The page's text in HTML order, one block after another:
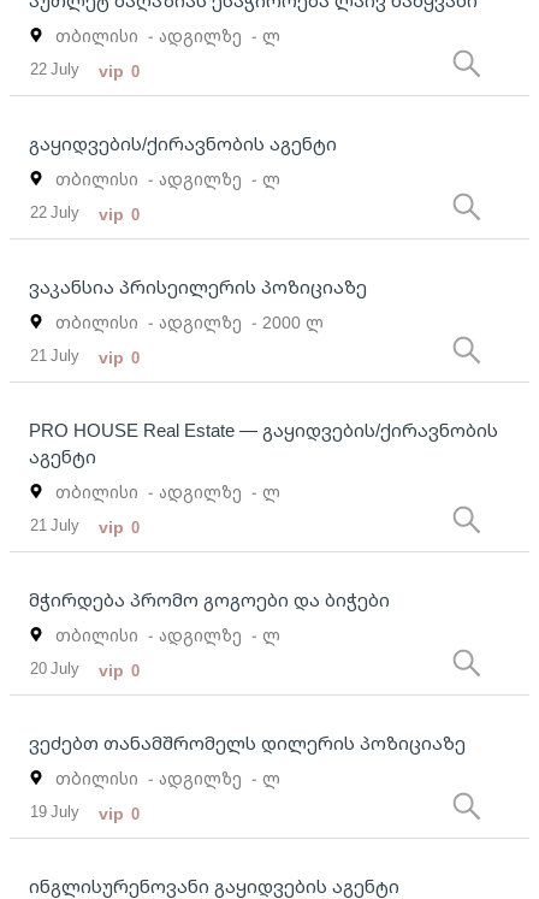
თბილისი - ადგილზე - ლ
22 July vip 0
გაყიდვების/ქირავნობის აგენტი
თბილისი - ადგილზე - ლ
22 July vip 0
ვაკანსია პრისეილერის პოზიციაზე
თბილისი - ადგილზე - 2000 ლ
21 July vip 0
PRO HOUSE Real Estate — გაყიდვების/ქირავნობის
აგენტი
თბილისი - ადგილზე - ლ
21 July vip 0
მჭირდება პრომო გოგოები და ბიჭები
თბილისი - ადგილზე - ლ
20 July vip 0
ვეძებთ თანამშრომელს დილერის პოზიციაზე
თბილისი - ადგილზე - ლ
19 July vip 0
ინგლისურენოვანი გაყიდვების აგენტი